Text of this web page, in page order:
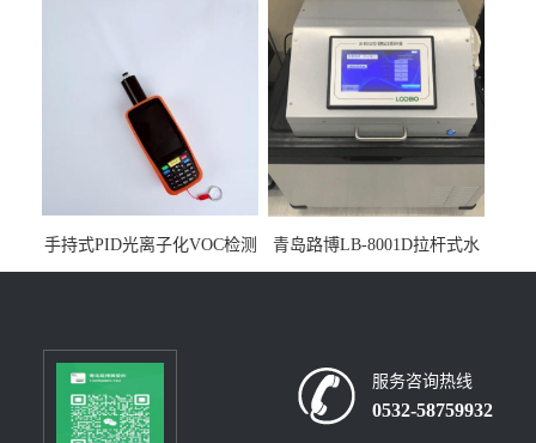
手持式PID光离子化VOC检测
仪（挥发性有机物设备）
青岛路博LB-8001D拉杆式水
质采样器
服务咨询热线
0532-58759932